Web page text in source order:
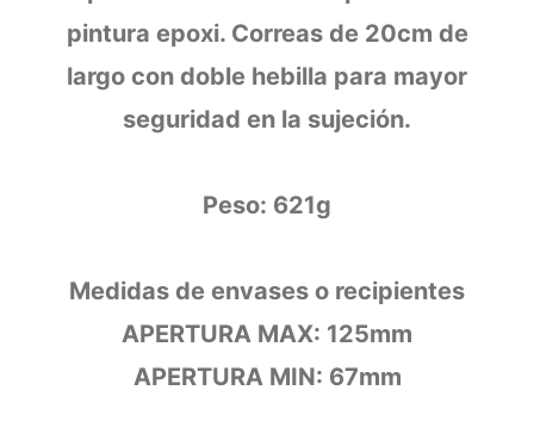
pintura epoxi. Correas de 20cm de
largo con doble hebilla para mayor
seguridad en la sujeción.
Peso: 621g
Medidas de envases o recipientes
APERTURA MAX: 125mm
APERTURA MIN: 67mm